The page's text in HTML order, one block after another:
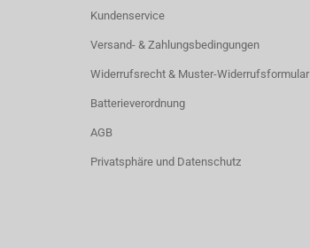
Kundenservice
Versand- & Zahlungsbedingungen
Widerrufsrecht & Muster-Widerrufsformular
Batterieverordnung
AGB
Privatsphäre und Datenschutz